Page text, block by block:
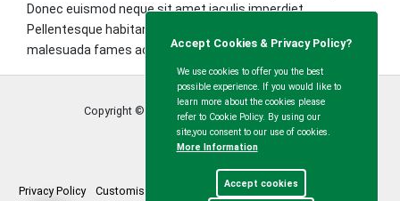
Donec euismod neque sit amet iaculis imperdiet.
Pellentesque habitant morbi tristique senectus et netus et
malesuada fames ac turpis egestas.
Copyright © Calvert Green Parish Council2026
Privacy Policy Customise Cookies Accessibility statement
Accept Cookies & Privacy Policy?
We use cookies to offer you the best
possible experience. If you would like to
learn more about the cookies please
refer to Cookie Policy. By using our
site,you consent to our use of cookies.
More Information
Accept cookies